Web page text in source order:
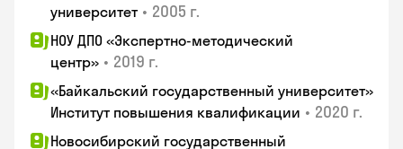
университет • 2005 г.
НОУ ДПО «Экспертно-методический
центр» • 2019 г.
«Байкальский государственный университет»
Институт повышения квалификации • 2020 г.
Новосибирский государственный